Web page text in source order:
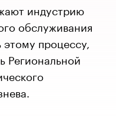
индустрию
обслуживания
процессу,
Региональной